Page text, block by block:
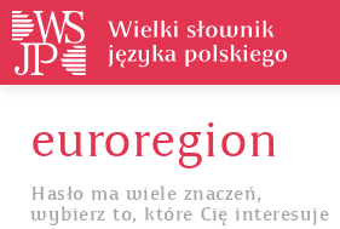
Historia słownika
Jak korzystać
euroregion
Hasło ma wiele znaczeń,
wybierz to, które Cię interesuje